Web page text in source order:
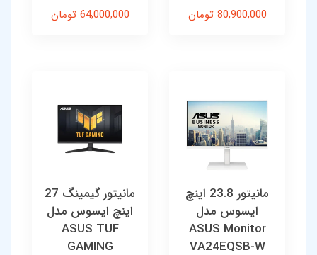
80,900,000 تومان 64,000,000 تومان
مانیتور 23.8 اینچ
ایسوس مدل
ASUS Monitor
VA24EQSB-W
مانیتور گیمینگ 27
اینچ ایسوس مدل
ASUS TUF
GAMING